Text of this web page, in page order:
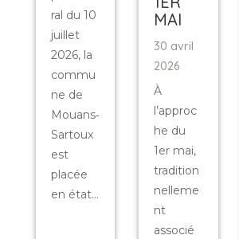
ral du 10
juillet
2026, la
commu
ne de
Mouans‑
Sartoux
est
placée
en état...
MAI
30 avril
2026
À
l’approc
he du
1er mai,
tradition
nelleme
nt
associé